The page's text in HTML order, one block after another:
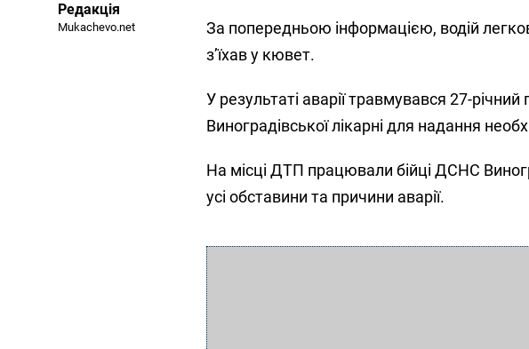
Редакція
Mukachevo.net
За попередньою інформацією, водій
з’їхав у кювет.
У результаті аварії травмувався 27-
Виноградівської лікарні для надання
На місці ДТП працювали бійці ДСНС
усі обставини та причини аварії.